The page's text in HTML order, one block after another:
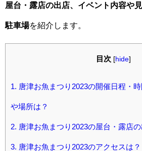
屋台・露店の出店、イベント内容や
駐車場を紹介します。
目次 [hide]
1. 唐津お魚まつり2023の開催日程・
や場所は？
2. 唐津お魚まつり2023の屋台・露店の
3. 唐津お魚まつり2023のアクセスは？